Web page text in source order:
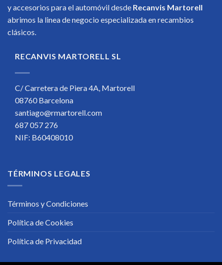
y accesorios para el automóvil desde Recanvis Martorell
abrimos la linea de negocio especializada en recambios
clásicos.
RECANVIS MARTORELL SL
C/ Carretera de Piera 4A, Martorell
08760 Barcelona
santiago@rmartorell.com
687 057 276
NIF: B60408010
TÉRMINOS LEGALES
Términos y Condiciones
Política de Cookies
Política de Privacidad